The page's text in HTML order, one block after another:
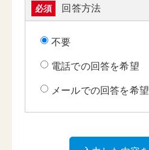
必須 回答方法
不要
電話での回答を希望
メールでの回答を希望